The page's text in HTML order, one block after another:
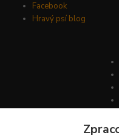
Facebook
Hravý psí blog